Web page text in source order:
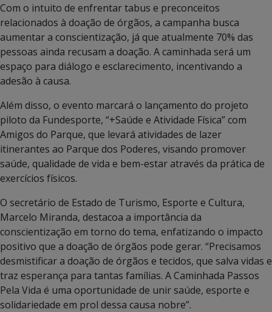
Com o intuito de enfrentar tabus e preconceitos
relacionados à doação de órgãos, a campanha busca
aumentar a conscientização, já que atualmente 70% das
pessoas ainda recusam a doação. A caminhada será um
espaço para diálogo e esclarecimento, incentivando a
adesão à causa.
Além disso, o evento marcará o lançamento do projeto
piloto da Fundesporte, “+Saúde e Atividade Física” com
Amigos do Parque, que levará atividades de lazer
itinerantes ao Parque dos Poderes, visando promover
saúde, qualidade de vida e bem-estar através da prática de
exercícios físicos.
O secretário de Estado de Turismo, Esporte e Cultura,
Marcelo Miranda, destacoa a importância da
conscientização em torno do tema, enfatizando o impacto
positivo que a doação de órgãos pode gerar. “Precisamos
desmistificar a doação de órgãos e tecidos, que salva vidas e
traz esperança para tantas famílias. A Caminhada Passos
Pela Vida é uma oportunidade de unir saúde, esporte e
solidariedade em prol dessa causa nobre”.